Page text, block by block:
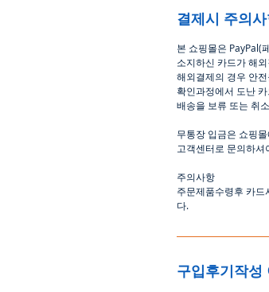
결제시 주의
본 쇼핑몰은 PayPal(
소지하신 카드가해
해외결제의 경우 안
확인과정에서 도난
배송을 보류 또는 취
무통장 입금은 쇼핑
고객센터로 문의하셔
주의사항
주문제품수령후 카드
다.
구입후기작성